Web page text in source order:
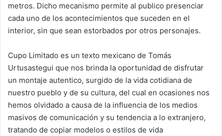
metros. Dicho mecanismo permite al publico presenciar
cada uno de los acontecimientos que suceden en el
interior, sin que sean estorbados por otros personajes.
Cupo Limitado es un texto mexicano de Tomás
Urtusastegui que nos brinda la oportunidad de disfrutar
un montaje autentico, surgido de la vida cotidiana de
nuestro pueblo y de su cultura, del cual en ocasiones nos
hemos olvidado a causa de la influencia de los medios
masivos de comunicación y su tendencia a lo extranjero,
tratando de copiar modelos o estilos de vida